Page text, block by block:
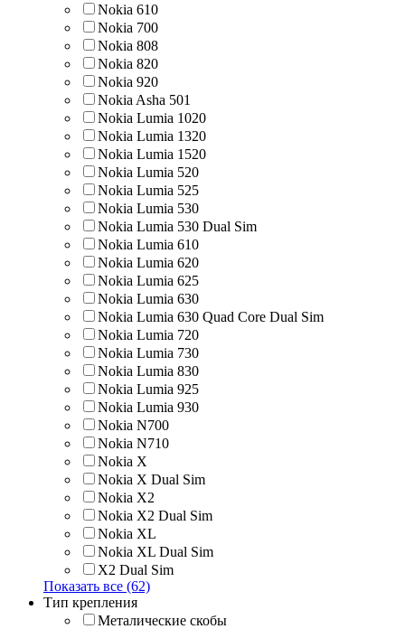
Nokia 610
Nokia 700
Nokia 808
Nokia 820
Nokia 920
Nokia Asha 501
Nokia Lumia 1020
Nokia Lumia 1320
Nokia Lumia 1520
Nokia Lumia 520
Nokia Lumia 525
Nokia Lumia 530
Nokia Lumia 530 Dual Sim
Nokia Lumia 610
Nokia Lumia 620
Nokia Lumia 625
Nokia Lumia 630
Nokia Lumia 630 Quad Core Dual Sim
Nokia Lumia 720
Nokia Lumia 730
Nokia Lumia 830
Nokia Lumia 925
Nokia Lumia 930
Nokia N700
Nokia N710
Nokia X
Nokia X Dual Sim
Nokia X2
Nokia X2 Dual Sim
Nokia XL
Nokia XL Dual Sim
X2 Dual Sim
Показать все (62)
Тип крепления
Металические скобы